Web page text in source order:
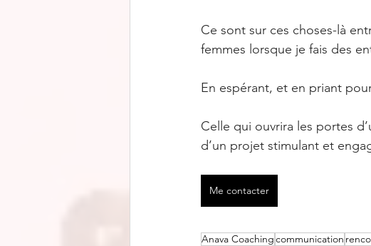
Ce sont sur ces choses-là
femmes lorsque je fais des
En espérant, et en priant
Celle qui ouvrira les portes
d’un projet stimulant et
Me contacter
Anava Coachingcommunication